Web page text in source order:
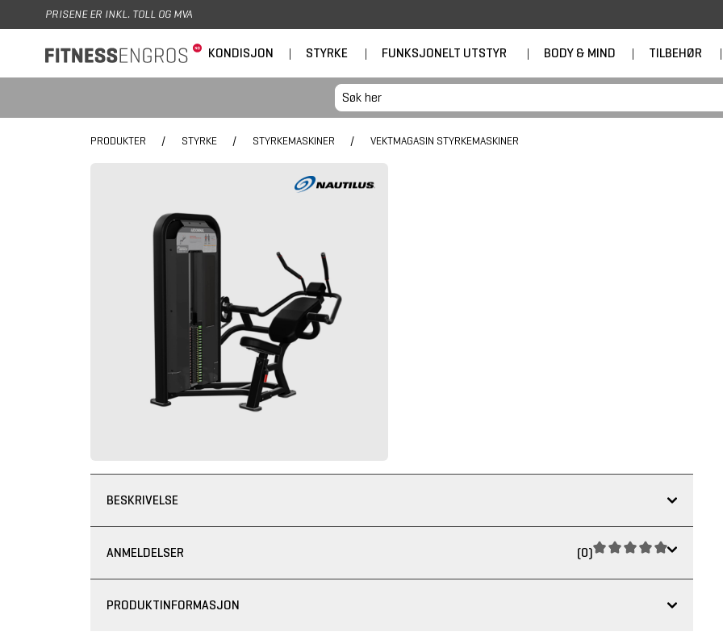
Hopp til hovedinnhold
PRISENE ER INKL. TOLL OG MVA
KONDISJON | STYRKE | FUNKSJONELT UTSTYR | BODY & MIND | TILBEHØR |
PRODUKTER / STYRKE / STYRKEMASKINER / VEKTMAGASIN STYRKEMASKINER
BESKRIVELSE
ANMELDELSER (0)
PRODUKTINFORMASJON